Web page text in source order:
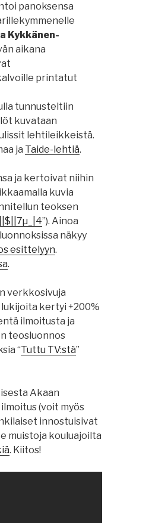
panoksensa
Kykkänen-
aikana
printatut
tunnusteltiin
kuvataan
lehtileikkeistä.
ja Taide-lehtiä.
ja kertoivat niihin
kuvia
teoksen
”). Ainoa
näkyy
esittelyyn.
.
verkkosivuja
kertyi +200%
ilmoitusta ja
teosluonnos
“Tuttu TV:stä”
Akaan
(voit myös
innostuisivat
muistoja kouluajoilta
. Kiitos!